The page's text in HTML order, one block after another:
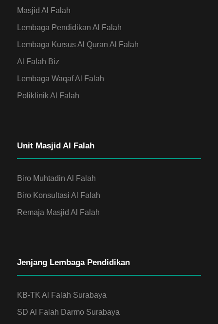
Masjid Al Falah
Lembaga Pendidikan Al Falah
Lembaga Kursus Al Quran Al Falah
Al Falah Biz
Lembaga Waqaf Al Falah
Poliklinik Al Falah
Unit Masjid Al Falah
Biro Muhtadin Al Falah
Biro Konsultasi Al Falah
Remaja Masjid Al Falah
Jenjang Lembaga Pendidikan
KB-TK Al Falah Surabaya
SD Al Falah Darmo Surabaya